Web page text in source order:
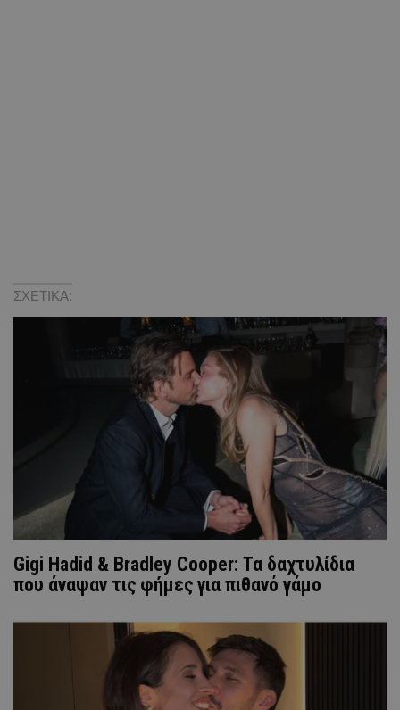
ΣΧΕΤΙΚΑ:
Gigi Hadid & Bradley Cooper: Τα δαχτυλίδια
που άναψαν τις φήμες για πιθανό γάμο